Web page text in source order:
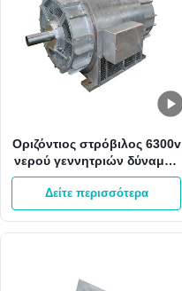
Οριζόντιος στρόβιλος 6300v
νερού γεννητριών δύναμης
2000kw υδρο
Δείτε περισσότερα